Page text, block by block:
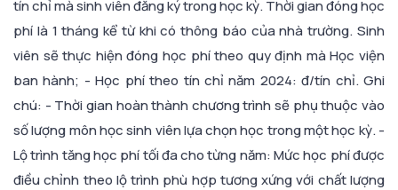
tín chỉ mà sinh viên đăng ký trong học kỳ. Thời gian đóng học
phí là 1 tháng kể từ khi có thông báo của nhà trường. Sinh
viên sẽ thực hiện đóng học phí theo quy định mà Học viện
ban hành; - Học phí theo tín chỉ năm 2024: đ/tín chỉ. Ghi
chú: - Thời gian hoàn thành chương trình sẽ phụ thuộc vào
số lượng môn học sinh viên lựa chọn học trong một học kỳ. -
Lộ trình tăng học phí tối đa cho từng năm: Mức học phí được
điều chỉnh theo lộ trình phù hợp tương xứng với chất lượng